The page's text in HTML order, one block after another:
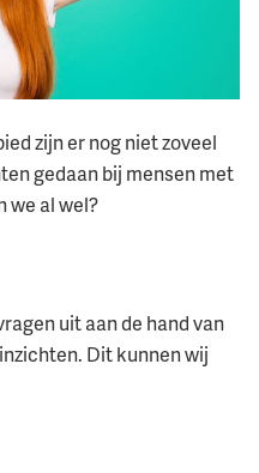
zijn er nog niet zoveel
gedaan bij mensen met
we al wel?
uit aan de hand van
Dit kunnen wij